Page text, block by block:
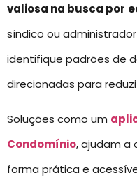
valiosa na busca por
síndico ou
identifique padrões de
direcionadas para
Soluções como um
Condomínio, ajudam a
forma prática e